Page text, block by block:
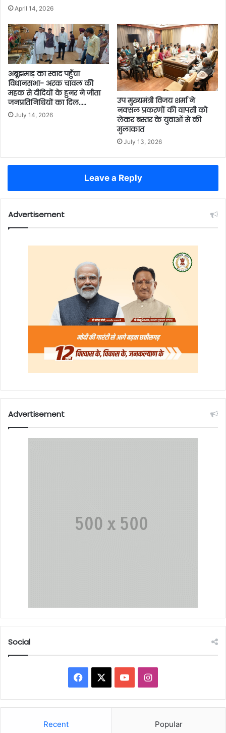
April 14, 2026
अबूझमाड़ का स्वाद पहुँचा
विधानसभा- अरक चावल की
महक से दीदियों के हुनर ने जीता
जनप्रतिनिधियों का दिल…..
July 14, 2026
उप मुख्यमंत्री विजय शर्मा ने
नक्सल प्रकरणों की वापसी को
लेकर बस्तर के युवाओं से की
मुलाकात
July 13, 2026
Leave a Reply
Advertisement
Advertisement
Social
Facebook YouTubeInstagram
Recent Popular